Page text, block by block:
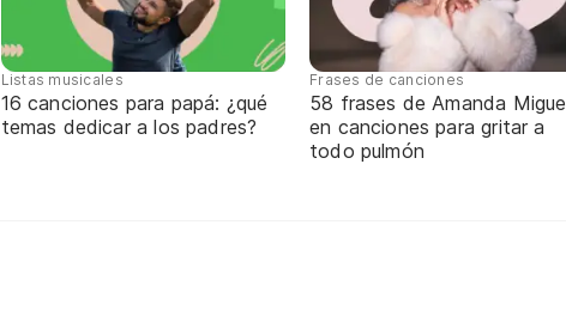
Listas musicales
16 canciones para papá: ¿qué
temas dedicar a los padres?
Frases de canciones
58 frases de Amanda
en canciones para gritar a
todo pulmón